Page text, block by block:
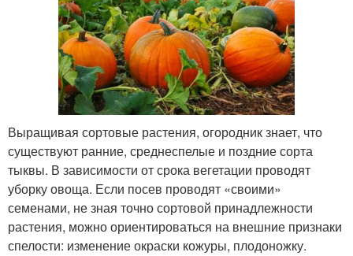
Выращивая сортовые растения, огородник знает, что
существуют ранние, среднеспелые и поздние сорта
тыквы. В зависимости от срока вегетации проводят
уборку овоща. Если посев проводят «своими»
семенами, не зная точно сортовой принадлежности
растения, можно ориентироваться на внешние признаки
спелости: изменение окраски кожуры, плодоножку.